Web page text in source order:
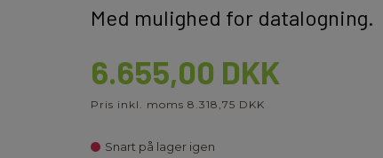
Med mulighed for datalogning.
6.655,00 DKK
Pris inkl. moms 8.318,75 DKK
Snart på lager igen